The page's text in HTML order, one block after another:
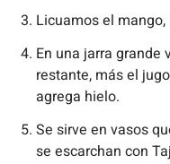
Licuamos el
En una jarra grande
restante, más el
agrega hielo.
Se sirve en vasos
se escarchan con